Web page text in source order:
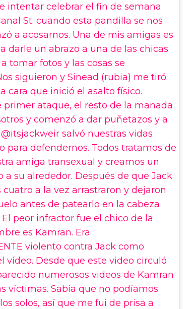
intentar celebrar el fin de semana
St. cuando esta pandilla se nos
a acosarnos. Una de mis amigas es
darle un abrazo a una de las chicas
tomar fotos y las cosas se
siguieron y Sinead (rubia) me tiró
cara que inició el asalto físico.
primer ataque, el resto de la manada
y comenzó a dar puñetazos y a
salvó nuestras vidas
para defendernos. Todos tratamos de
amiga transexual y creamos un
a su alrededor. Después de que Jack
cuatro a la vez arrastraron y dejaron
antes de patearlo en la cabeza
peor infractor fue el chico de la
es Kamran. Era
violento contra Jack como
vídeo. Desde que este video circuló
numerosos videos de Kamran
víctimas. Sabía que no podíamos
solos, así que me fui de prisa a